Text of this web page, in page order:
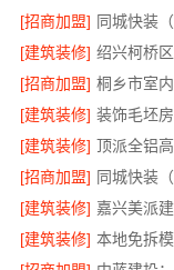
[招商加盟] 同城快装
[建筑装修]
[招商加盟]
[建筑装修] 装饰毛坯
[建筑装修] 顶派全铝
[招商加盟] 同城快装
[建筑装修]
[建筑装修]